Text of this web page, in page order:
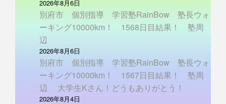
2026年8月6日
別府市 個別指導 学習塾RainBow 塾長ウォ
ーキング10000km！ 1568日目結果！ 塾周
辺
2026年8月6日
別府市 個別指導 学習塾RainBow 塾長ウォ
ーキング10000km！ 1567日目結果！ 塾周
辺 大学生Kさん！どうもありがとう！
2026年8月4日